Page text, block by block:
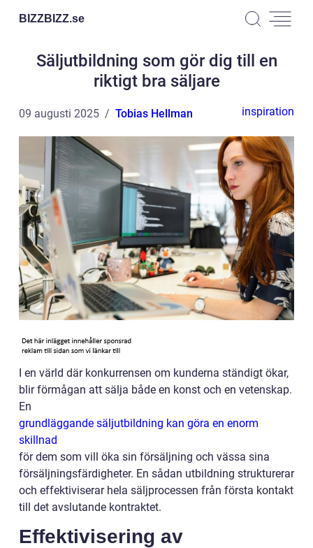
BIZZBIZZ.se
Säljutbildning som gör dig till en
riktigt bra säljare
09 augusti 2025 Tobias Hellman inspiration
I en värld där konkurrensen om kunderna ständigt ökar,
blir förmågan att sälja både en konst och en vetenskap.
En
grundläggande säljutbildning kan göra en enorm
skillnad
för dem som vill öka sin försäljning och vässa sina
försäljningsfärdigheter. En sådan utbildning strukturerar
och effektiviserar hela säljprocessen från första kontakt
till det avslutande kontraktet.
Effektivisering av